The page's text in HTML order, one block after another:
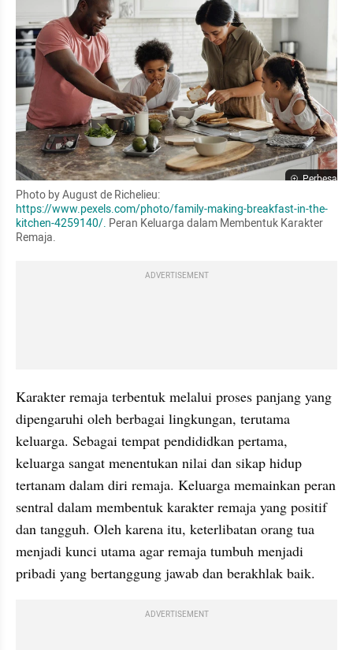
Perbesar
https://www.pexels.com/photo/family-making-breakfast-in-the-
kitchen-4259140/. Peran Keluarga dalam Membentuk Karakter
Remaja.
ADVERTISEMENT
Karakter remaja terbentuk melalui proses panjang yang
dipengaruhi oleh berbagai lingkungan, terutama
keluarga. Sebagai tempat pendididkan pertama,
keluarga sangat menentukan nilai dan sikap hidup
tertanam dalam diri remaja. Keluarga memainkan peran
sentral dalam membentuk karakter remaja yang positif
dan tangguh. Oleh karena itu, keterlibatan orang tua
menjadi kunci utama agar remaja tumbuh menjadi
pribadi yang bertanggung jawab dan berakhlak baik.
ADVERTISEMENT